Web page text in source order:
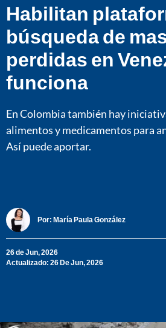
Habilitan
búsqueda de
perdidas en
funciona
En Colombia también hay
alimentos y medicamentos para
Así puede aportar.
Por: María Paula González
26 de Jun, 2026
Actualizado: 26 De Jun, 2026